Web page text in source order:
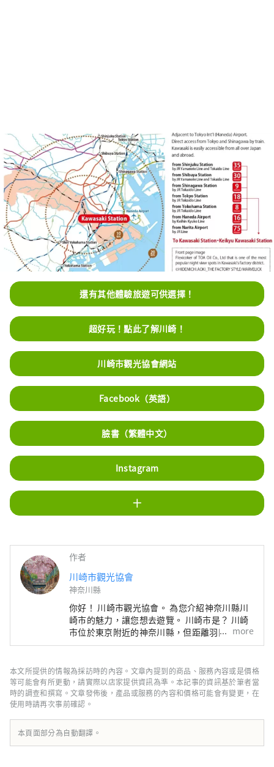
還有其他體驗旅遊可供選擇！
超好玩！點此了解川崎！
川崎市觀光協會網站
Facebook（英語）
臉書（繁體中文）
Instagram
十
作者
川崎市觀光協會
神奈川縣
你好！ 川崎市觀光協會。 為您介紹神奈川縣川
崎市的魅力，讓您想去遊覽。 川崎市是？ 川崎
市位於東京附近的神奈川縣，但距離羽田機場僅
15 分鐘路程，距離東京主要車站僅幾分鐘路
154 萬的熱門通勤城鎮。雖然距離東京、橫濱較
近，但這裡卻是一座只有內行人知道的大都市，
這裡有匯集日本主要店舖的購物中心，也有當地
人聚集的繁華鬧區，可以體驗到真正的日本都市
生活。 這座城市以夜間工廠景觀而聞名，該景
觀誕生於支撐日本經濟快速增長的工業區，但它
more
本文所提供的情報為採訪時的內容。文章內提到的商品、服務內容或是價格
等可能會有所更動，請實際以店家提供資訊為準。本記事的資訊基於筆者當
時的調查和撰寫。文章發佈後，產品或服務的內容和價格可能會有變更，在
使用時請再次事前確認。
本頁面部分為自動翻譯。